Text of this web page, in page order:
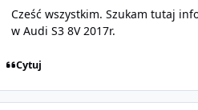
Cześć wszystkim. Szukam tutaj
w Audi S3 8V 2017r.
Cytuj